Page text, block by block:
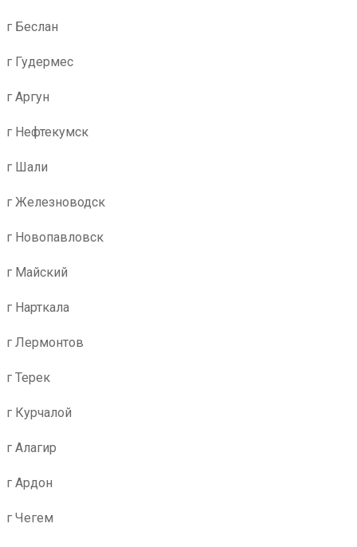
г Беслан
г Гудермес
г Аргун
г Нефтекумск
г Шали
г Железноводск
г Новопавловск
г Майский
г Нарткала
г Лермонтов
г Терек
г Курчалой
г Алагир
г Ардон
г Чегем